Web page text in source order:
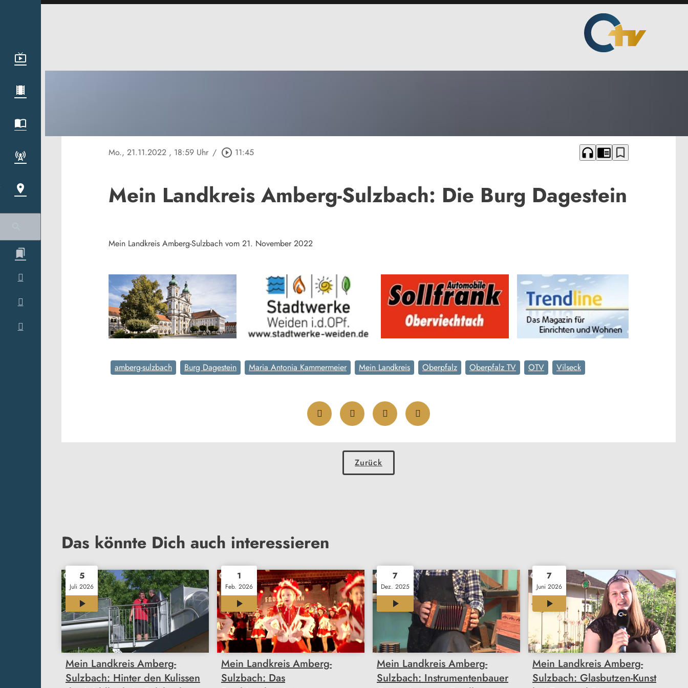
Mo., 21.11.2022 , 18:59 Uhr / play_circle_outline 11:45 headphones chrome_reader_mode bookmark_border
Mein Landkreis Amberg-Sulzbach: Die Burg Dagestein
Mein Landkreis Amberg-Sulzbach vom 21. November 2022
amberg-sulzbach Burg Dagestein Maria Antonia Kammermeier Mein Landkreis Oberpfalz Oberpfalz TV OTV Vilseck
Zurück
Das könnte Dich auch interessieren
5
Juli 2026
11:55
Mein Landkreis Amberg-
Sulzbach: Hinter den Kulissen
1
Feb. 2026
11:57
Mein Landkreis Amberg-
Sulzbach: Das
7
Dez. 2025
Mein Landkreis Amberg-
Sulzbach: Instrumentenbauer
7
Juni 2026
Mein Landkreis Amberg-
Sulzbach: Glasbutzen-Kunst